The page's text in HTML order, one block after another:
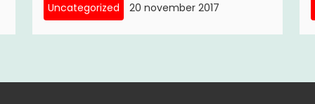
Uncategorized 20 november 2017